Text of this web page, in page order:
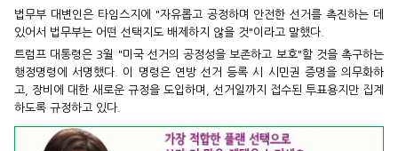
법무부 대변인은 타임스지에 "자유롭고 공정하며 안전한 선거를 촉진하는 데
있어서 법무부는 어떤 선택지도 배제하지 않을 것"이라고 말했다.
트럼프 대통령은 3월 "미국 선거의 공정성을 보존하고 보호"할 것을 촉구하는
행정명령에 서명했다. 이 명령은 연방 선거 등록 시 시민권 증명을 의무화하
고, 장비에 대한 새로운 규정을 도입하며, 선거일까지 접수된 투표용지만 집계
하도록 규정하고 있다.